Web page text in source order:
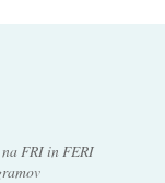
FRI in FERI